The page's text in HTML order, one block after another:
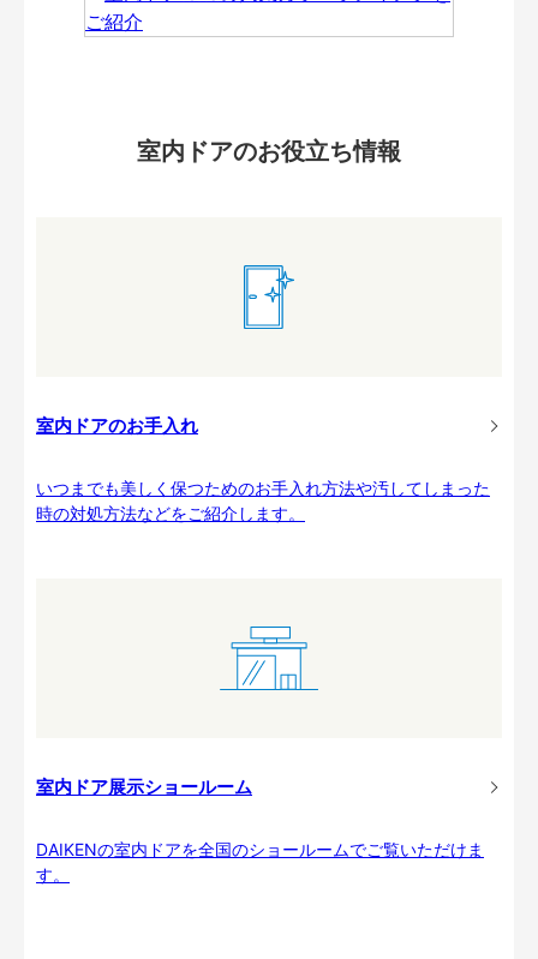
室内ドアのお役立ち情報
室内ドアのお手入れ
いつまでも美しく保つためのお手入れ方法や汚してしまった
時の対処方法などをご紹介します。
室内ドア展示ショールーム
DAIKENの室内ドアを全国のショールームでご覧いただけま
す。